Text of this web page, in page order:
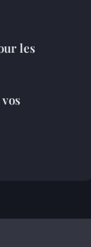
les